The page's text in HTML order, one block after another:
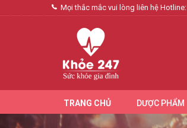
Mọi thắc mắc vui lòng liên hệ Hotline:
TRANG CHỦ DƯỢC PHẨM